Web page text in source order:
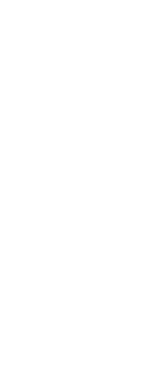
御機器販売店・
。
ようお願いしま
ズにご登録され
1000ppm以下、
1000ppm、
さない年数を意
許可)を取得する
に通知します。
、取り引きをい
ムロン制御